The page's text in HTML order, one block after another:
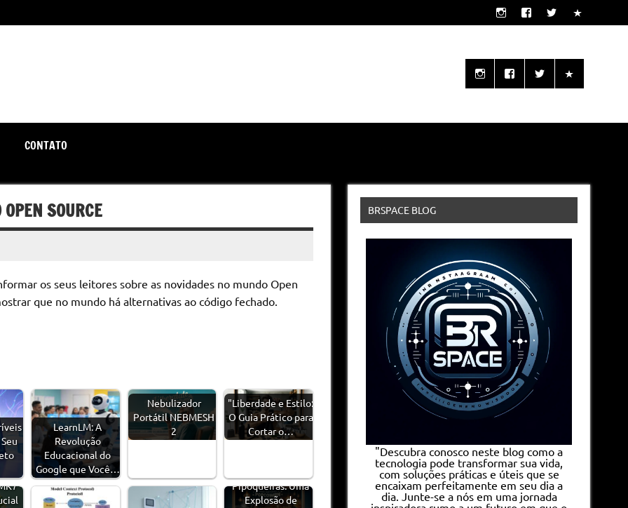
CONTATO
SOURCE
os seus leitores sobre as novidades no mundo Open
que no mundo há alternativas ao código fechado.
LearnLM: A
Revolução
Educacional do
Google que Você…
Nebulizador
Portátil NEBMESH
2
"Liberdade e Estilo:
O Guia Prático para
Cortar o…
-
Pipoqueiras: Uma
Explosão de
BRSPACE BLOG
"Descubra conosco neste blog como a
tecnologia pode transformar sua vida,
com soluções práticas e úteis que se
encaixam perfeitamente em seu dia a
dia. Junte-se a nós em uma jornada